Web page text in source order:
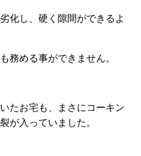
化し、硬く隙間ができるよ
務める事ができません。
たお宅も、まさにコーキン
が入っていました。